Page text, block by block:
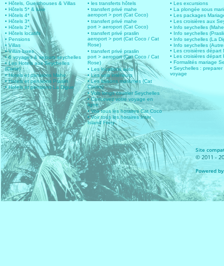
• Hôtels, Guesthouses & Villas
• Hôtels 5* & luxe
• Hôtels 4*
• Hôtels 3*
• Hôtels 2*
• Hôtels locatifs
• Pensions
• Villas
• Villas luxes
• 6 voyages & sejours seychelles
• Les Hotels aux Seychelles
(Carte)
• Hotels et pensions Mahe
• Hotels et pensions Praslin
• Hotels et pensions La Digue
• les transferts hôtels
• transfert privé mahe
aeroport > port (Cat Coco)
• transfert privé mahe
port > aeroport (Cat Coco)
• transfert privé praslin
aeroport > port (Cat Coco / Cat
Rose)
• transfert privé praslin
port > aeroport (Cat Coco / Cat
Rose)
• Les locations auto
• Les vols intérieurs
• Les liaisons maritimes (Cat
Cocos)
• Vols longs courrier Seychelles
• Concevez votre voyage en
ligne
• Voir tous les horaires Cat Coco
• Voir tous les horaires Inter
Island Ferry
• Les excursions
• La plongée sous
• Les packages
• Les croisières aux
• Info seychelles
• Info seychelles
• Info seychelles (La
• Info seychelles
• Les croisières départ
• Les croisières départ
• Formalités mariage
• Seychelles : preparer
voyage
Site
© 2011 -
Powered by